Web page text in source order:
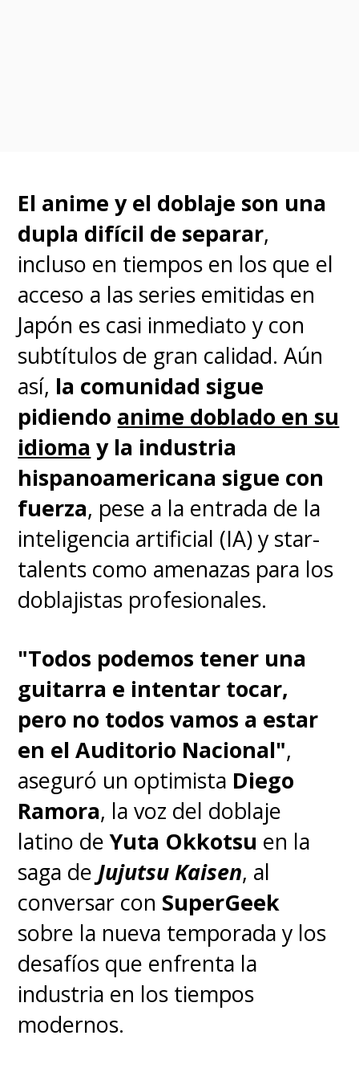
El anime y el doblaje son una
dupla difícil de separar,
incluso en tiempos en los que el
acceso a las series emitidas en
Japón es casi inmediato y con
subtítulos de gran calidad. Aún
así, la comunidad sigue
pidiendo anime doblado en su
idioma y la industria
hispanoamericana sigue con
fuerza, pese a la entrada de la
inteligencia artificial (IA) y star-
talents como amenazas para los
doblajistas profesionales.
"Todos podemos tener una
guitarra e intentar tocar,
pero no todos vamos a estar
en el Auditorio Nacional",
aseguró un optimista Diego
Ramora, la voz del doblaje
latino deYuta Okkotsu en la
saga de Jujutsu Kaisen, al
conversar con SuperGeek
sobre la nueva temporada y los
desafíos que enfrenta la
industria en los tiempos
modernos.